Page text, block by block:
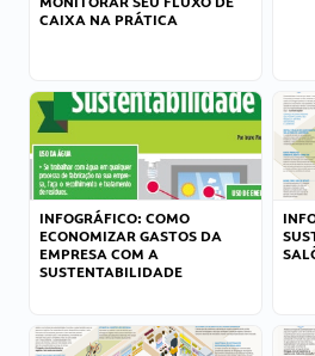
CAIXA NA PRÁTICA
INFOGRÁFICO: COMO
ECONOMIZAR GASTOS DA
EMPRESA COM A
SUSTENTABILIDADE